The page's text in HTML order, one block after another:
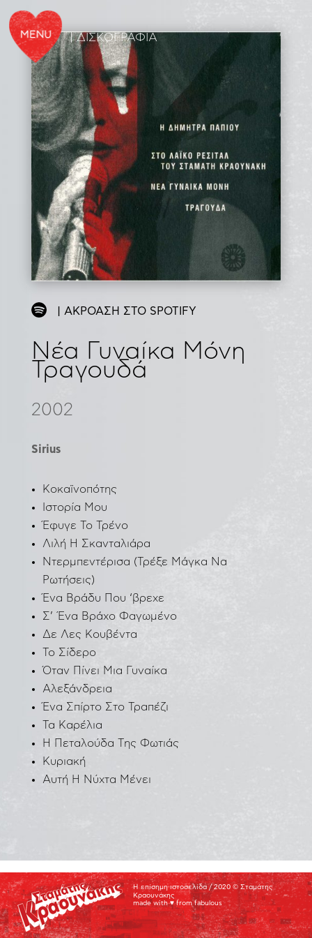
| ΑΚΡΟΑΣΗ ΣΤΟ SPOTIFY
Νέα Γυναίκα Μόνη
Τραγουδά
2002
Sirius
Κοκαϊνοπότης
Ιστορία Μου
Έφυγε Το Τρένο
Λιλή Η Σκανταλιάρα
Ντερμπεντέρισα (Τρέξε Μάγκα Να
Ρωτήσεις)
Ένα Βράδυ Που ‘βρεχε
Σ’ Ένα Βράχο Φαγωμένο
Δε Λες Κουβέντα
Το Σίδερο
Όταν Πίνει Μια Γυναίκα
Αλεξάνδρεια
Ένα Σπίρτο Στο Τραπέζι
Τα Καρέλια
Η Πεταλούδα Της Φωτιάς
Κυριακή
Αυτή Η Νύχτα Μένει
| ΔΙΣΚΟΓΡΑΦΙΑ
Η επίσημη ιστοσελίδα / 2020 © Σταμάτης
Κραουνάκης
made with ♥️ fromfabulous